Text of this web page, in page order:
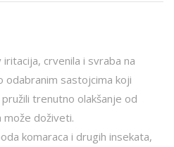
crvenila i svraba na
odabranim sastojcima koji
trenutno olakšanje od
može doživeti.
komaraca i drugih insekata,